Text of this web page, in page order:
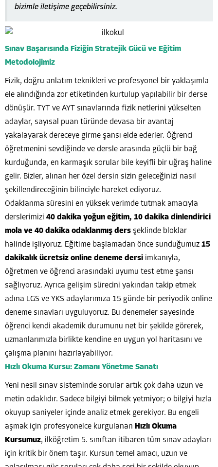
bizimle iletişime geçebilirsiniz.
Sınav Başarısında Fiziğin Stratejik Gücü ve Eğitim
Metodolojimiz
Fizik, doğru anlatım teknikleri ve profesyonel bir yaklaşımla
ele alındığında zor etiketinden kurtulup yapılabilir bir derse
dönüşür. TYT ve AYT sınavlarında fizik netlerini yükselten
adaylar, sayısal puan türünde devasa bir avantaj
yakalayarak dereceye girme şansı elde ederler. Öğrenci
öğretmenini sevdiğinde ve dersle arasında güçlü bir bağ
kurduğunda, en karmaşık sorular bile keyifli bir uğraş haline
gelir. Bizler, alınan her özel dersin sizin geleceğinizi nasıl
şekillendireceğinin bilinciyle hareket ediyoruz.
Odaklanma süresini en yüksek verimde tutmak amacıyla
derslerimizi 40 dakika yoğun eğitim, 10 dakika dinlendirici
mola ve 40 dakika odaklanmış ders şeklinde bloklar
halinde işliyoruz. Eğitime başlamadan önce sunduğumuz 15
dakikalık ücretsiz online deneme dersi imkanıyla,
öğretmen ve öğrenci arasındaki uyumu test etme şansı
sağlıyoruz. Ayrıca gelişim sürecini yakından takip etmek
adına LGS ve YKS adaylarımıza 15 günde bir periyodik online
deneme sınavları uyguluyoruz. Bu denemeler sayesinde
öğrenci kendi akademik durumunu net bir şekilde görerek,
uzmanlarımızla birlikte kendine en uygun yol haritasını ve
çalışma planını hazırlayabiliyor.
Hızlı Okuma Kursu: Zamanı Yönetme Sanatı
Yeni nesil sınav sisteminde sorular artık çok daha uzun ve
metin odaklıdır. Sadece bilgiyi bilmek yetmiyor; o bilgiyi hızla
okuyup saniyeler içinde analiz etmek gerekiyor. Bu engeli
aşmak için profesyonelce kurgulanan Hızlı Okuma
Kursumuz, ilköğretim 5. sınıftan itibaren tüm sınav adayları
için kritik bir önem taşır. Kursun temel amacı, uzun ve